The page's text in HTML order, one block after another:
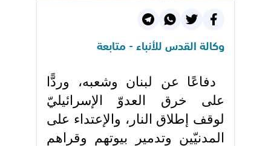
وكالة القدس للأنباء - متابعة
دفاعًا عن لبنان وشعبه، وردًّا
على خرق العدوّ الإسرائيليّ
لوقف إطلاق النار، والإعتداء على
المدنيّين وتدمير بيوتهم وقراهم